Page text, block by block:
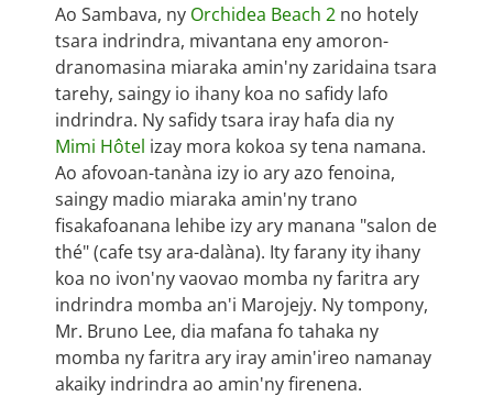
Ao Sambava, ny Orchidea Beach 2 no hotely
tsara indrindra, mivantana eny amoron-
dranomasina miaraka amin'ny zaridaina tsara
tarehy, saingy io ihany koa no safidy lafo
indrindra. Ny safidy tsara iray hafa dia ny
Mimi Hôtel izay mora kokoa sy tena namana.
Ao afovoan-tanàna izy io ary azo fenoina,
saingy madio miaraka amin'ny trano
fisakafoanana lehibe izy ary manana "salon de
thé" (cafe tsy ara-dalàna). Ity farany ity ihany
koa no ivon'ny vaovao momba ny faritra ary
indrindra momba an'i Marojejy. Ny tompony,
Mr. Bruno Lee, dia mafana fo tahaka ny
momba ny faritra ary iray amin'ireo namanay
akaiky indrindra ao amin'ny firenena.